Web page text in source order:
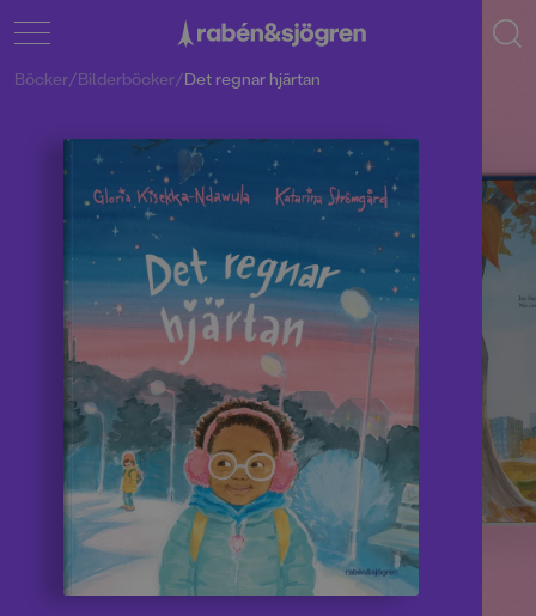
Böcker/Bilderböcker/Det regnar hjärtan